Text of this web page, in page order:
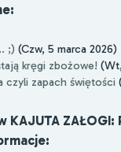
;) (Czw, 5 marca 2026)
kręgi zbożowe!
czyli zapach świętości
KAJUTA